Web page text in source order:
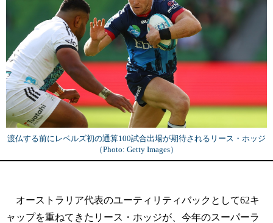
渡仏する前にレベルズ初の通算100試合出場が期待されるリース・ホッジ
（Photo: Getty Images）
オーストラリア代表のユーティリティバックとして62キ
ャップを重ねてきたリース・ホッジが、今年のスーパーラ